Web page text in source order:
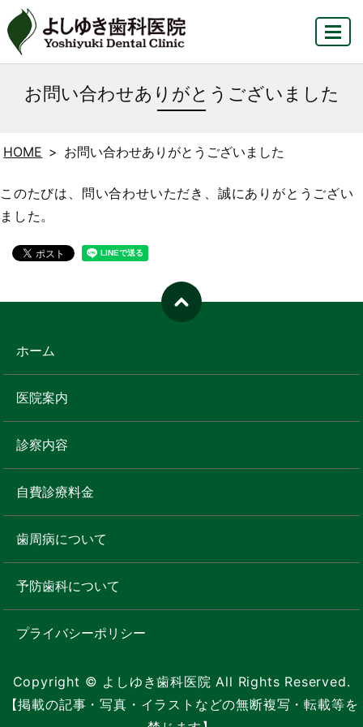
お問い合わせありがとうございました
HOME お問い合わせありがとうございました
このたびは、問い合わせいただき、誠にありがとうござい
ました。
ホーム
医院案内
診察内容
自費診療料金
歯周病について
予防歯科について
プライバシーポリシー
Copyright © よしゆき歯科医院 All Rights Reserved.
【掲載の記事・写真・イラストなどの無断複写・転載等を